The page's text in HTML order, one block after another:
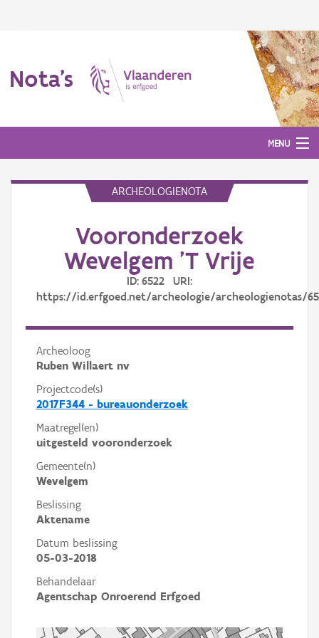
Nota's
MENU
ARCHEOLOGIENOTA
Vooronderzoek
Wevelgem 'T Vrije
ID: 6522 URI:
https://id.erfgoed.net/archeologie/archeologienotas/
Archeoloog
Ruben Willaert nv
Projectcode(s)
2017F344 - bureauonderzoek
Maatregel(en)
uitgesteld vooronderzoek
Gemeente(n)
Wevelgem
Beslissing
Aktename
Datum beslissing
05-03-2018
Behandelaar
Agentschap Onroerend Erfgoed